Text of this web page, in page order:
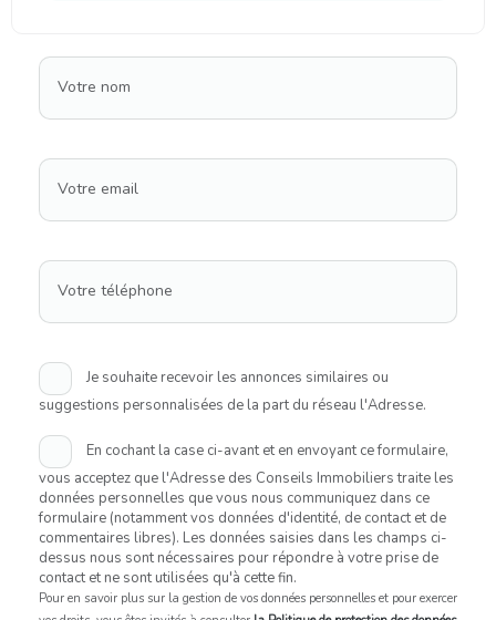
Votre nom
Votre email
Votre téléphone
Je souhaite recevoir les annonces similaires ou
suggestions personnalisées de la part du réseau l'Adresse.
En cochant la case ci-avant et en envoyant ce formulaire,
vous acceptez que l'Adresse des Conseils Immobiliers traite les
données personnelles que vous nous communiquez dans ce
formulaire (notamment vos données d'identité, de contact et de
commentaires libres). Les données saisies dans les champs ci-
dessus nous sont nécessaires pour répondre à votre prise de
contact et ne sont utilisées qu'à cette fin.
Pour en savoir plus sur la gestion de vos données personnelles et pour exercer